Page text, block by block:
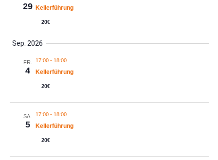
29 Kellerführung
20€
Sep. 2026
FR.
4
17:00- 18:00
Kellerführung
20€
SA.
5
17:00- 18:00
Kellerführung
20€